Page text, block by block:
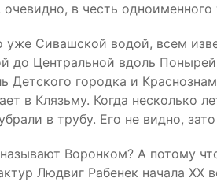
в честь
Сивашской водой, всем
до Центральной вдоль
городка и
в Клязьму. Когда несколько
в трубу. Его не видно,
Воронком? А потому
Людвиг Рабенек начала XX